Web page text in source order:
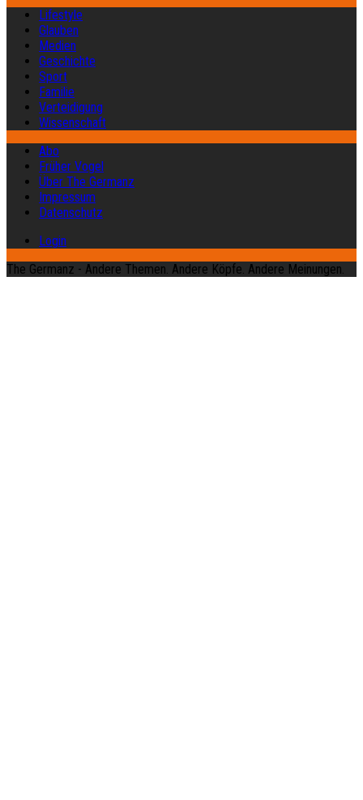
Lifestyle
Glauben
Medien
Geschichte
Sport
Familie
Verteidigung
Wissenschaft
Abo
Früher Vogel
Über The Germanz
Impressum
Datenschutz
Login
The Germanz - Andere Themen. Andere Köpfe. Andere Meinungen.